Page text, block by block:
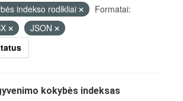
indekso rodikliai
Formatai:
JSON
kokybės indeksas